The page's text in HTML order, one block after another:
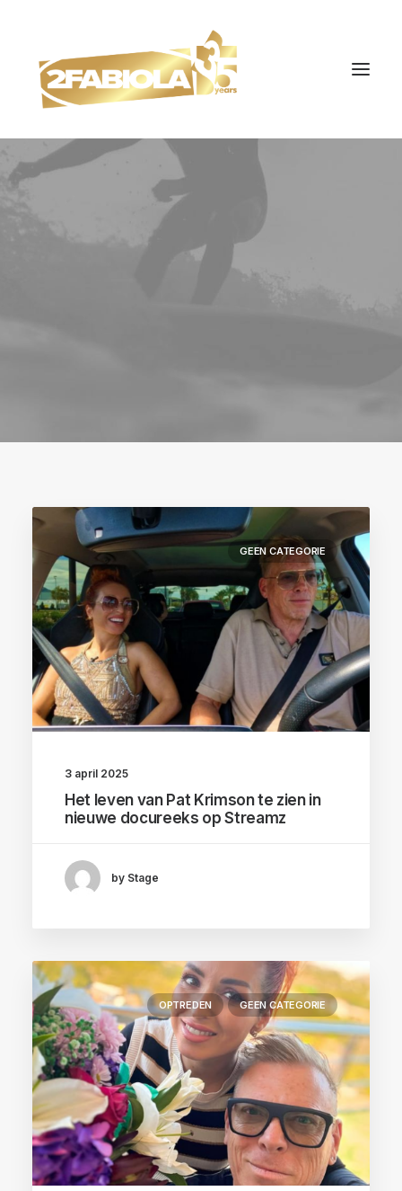
GEEN CATEGORIE
3 april 2025
Het leven van Pat Krimson te zien in
nieuwe docureeks op Streamz
by Stage
OPTREDEN GEEN CATEGORIE